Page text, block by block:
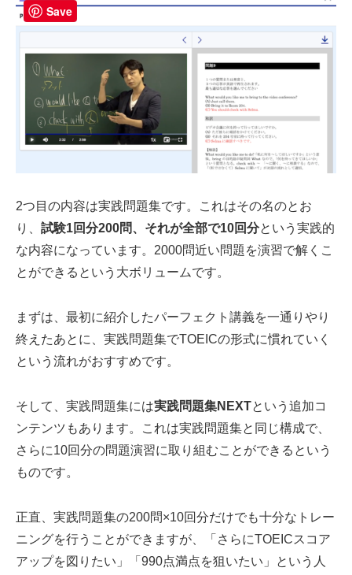
2つ目の内容は実践問題集です。これはその名のとお
り、 試験1回分200問、それが全部で10回分という実践的
な内容になっています。2000問近い問題を演習で解くこ
とができるという大ボリュームです。
まずは、最初に紹介したパーフェクト講義を一通りやり
終えたあとに、実践問題集でTOEICの形式に慣れていく
という流れがおすすめです。
そして、実践問題集には実践問題集NEXTという追加コ
ンテンツもあります。これは実践問題集と同じ構成で、
さらに10回分の問題演習に取り組むことができるという
ものです。
正直、実践問題集の200問×10回分だけでも十分なトレー
ニングを行うことができますが、「さらにTOEICスコア
アップを図りたい」「990点満点を狙いたい」という人
Save